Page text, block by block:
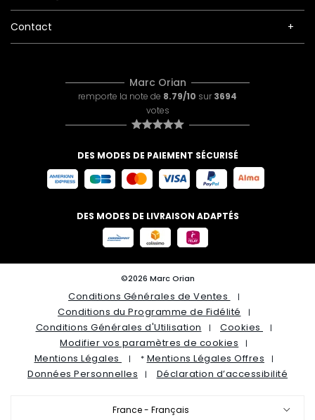
Contact
Marc Orian
remporte la note de 8.79/10 sur 3694
votes
DES MODES DE PAIEMENT SÉCURISÉ
DES MODES DE LIVRAISON ADAPTÉS
©2026 Marc Orian
Conditions Générales de Ventes
Conditions du Programme de Fidélité
Conditions Générales d'Utilisation
Cookies
Modifier vos paramètres de cookies
Mentions Légales
* Mentions Légales Offres
Données Personnelles
Déclaration d’accessibilité
France - Français